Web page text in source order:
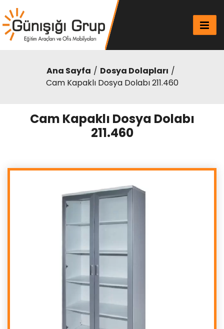
Ana Sayfa
Dosya Dolapları
Cam Kapaklı Dosya Dolabı 211.460
Cam Kapaklı Dosya Dolabı
211.460